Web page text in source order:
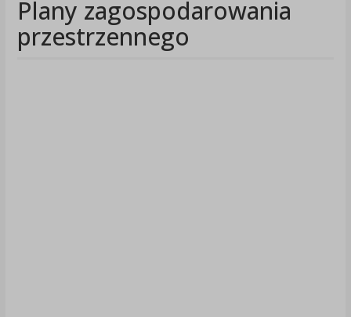
Plany zagospodarowania
przestrzennego